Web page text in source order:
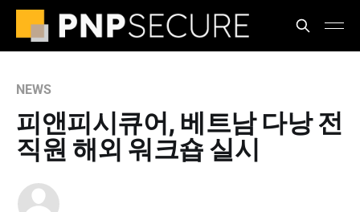
NEWS
피앤피시큐어, 베트남 다낭 전
직원 해외 워크숍 실시